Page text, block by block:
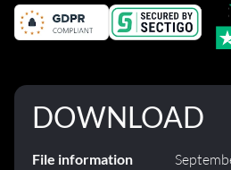
DOWNLOAD
File information